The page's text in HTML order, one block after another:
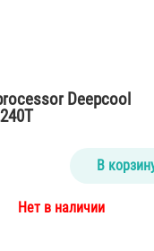
Deepcool
В
Нет в наличии